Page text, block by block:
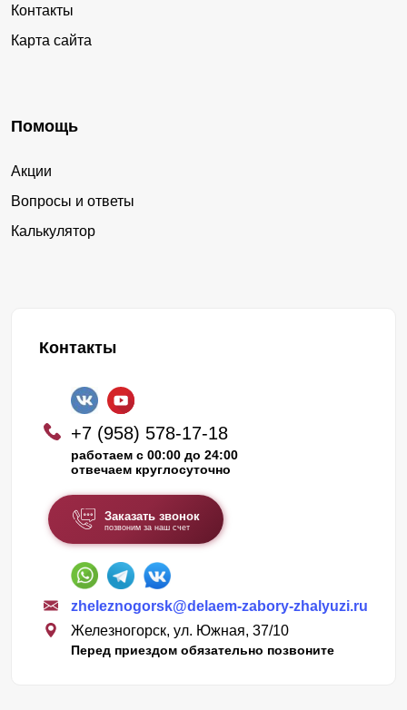
Контакты
Карта сайта
Помощь
Акции
Вопросы и ответы
Калькулятор
Контакты
+7 (958) 578-17-18
работаем с 00:00 до 24:00
отвечаем круглосуточно
Заказать звонок
позвоним за наш счет
zheleznogorsk@delaem-zabory-zhalyuzi.ru
Железногорск, ул. Южная, 37/10
Перед приездом обязательно позвоните